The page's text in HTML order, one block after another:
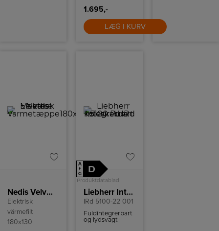
1.695,-
LÆG I KURV
cm.Fåes i fleres
farver og
modeller.
Nedis Velvære Elektrisk Varmetæppe180x130
Elektrisk
värmefilt
180x130
A
↑
G
D
Produktdatablad
Liebherr Integrerbart køleskab IRd 5100 Pure
IRd 5100-22 001
Fuldintegrerbart
og lydsvagt